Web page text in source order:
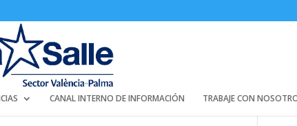
CANAL INTERNO DE INFORMACIÓN TRABAJE CON